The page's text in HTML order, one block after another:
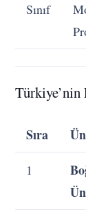
Sınıf
Sıra
1